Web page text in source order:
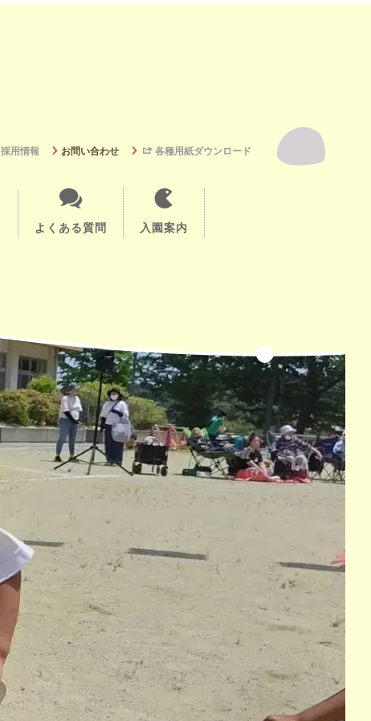
採用情報 お問い合わせ 各種用紙ダウンロード
よくある質問 入園案内